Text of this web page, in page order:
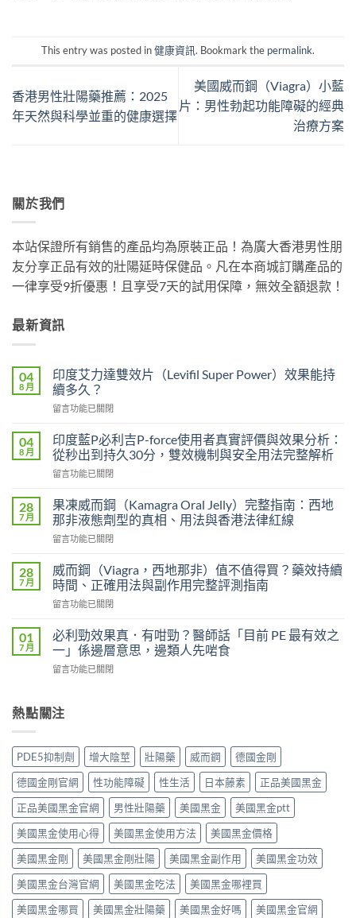
This entry was posted in健康資訊. Bookmark the permalink.
香港男性壯陽藥推薦：2025
年天然與科學並重的健康選擇
美國威而鋼（Viagra）小藍
片：男性勃起功能障礙的經典
治療方案
關於我們
本站保證所有銷售的產品均為原裝正品！為廣大香港男性朋
友分享正品有效的壯陽延時保健品。凡在本商城訂購產品的
一律享受9折優惠！且享受7天的試用保障，無效全額退款！
最新資訊
04
8 月
印度艾力達雙效片（Levifil Super Power）效果能持
續多久？
在
度
艾
力
達
效
片
（Levifil
Super
效
果
持
多
久？〉
中
留言功能已關閉
04
8 月
印度藍P必利吉P-force使用者真實評價與效果分析：
從秒出到持久30分，雙效機制與安全用法完整解析
在
度
藍
P
必
吉
P-
force
使
者
真
評
效
析：
從
秒
出
到
持
久
30
分，
雙
效
機
留言功能已關閉
28
7 月
果凍威而鋼（Kamagra Oral Jelly）完整指南：西地
那非液態劑型的真相、用法與香港法律紅線
在
凍
威
而
鋼
Oral
Jelly）
整
西
非
液
態
劑
型
的
真
相、
用
法
與
香
港
留言功能已關閉
28
7 月
威而鋼（Viagra，西地那非）值不值得買？藥效持續
時間、正確用法與副作用完整評測指南
在
而
鋼
（Viagra，
西
非）
值
得
買？
藥
效
持
續
時
間、
正
確
用
法
留言功能已關閉
01
7 月
必利勁效果真．有咁勁？醫師話「目前 PE 最有效之
一」係邊層意思，邊類人先啱食
在
勁
效
真．
有
咁
勁？
醫
師
話
「目
前
PE
最
有
效
留言功能已關閉
熱點關注
PDE5抑制劑 增大陰莖 壯陽藥 威而鋼
德國金剛
德國金剛官網
性功能障礙 性生活 日本藤素
正品美國黑金
正品美國黑金官網
男性壯陽藥 美國黑金
美國黑金ptt
美國黑金使用心得
美國黑金使用方法
美國黑金價格
美國黑金剛
美國黑金剛壯陽 美國黑金副作用
美國黑金功效
美國黑金台灣官網
美國黑金吃法
美國黑金哪裡買
美國黑金哪買
美國黑金壯陽藥 美國黑金好嗎 美國黑金官網